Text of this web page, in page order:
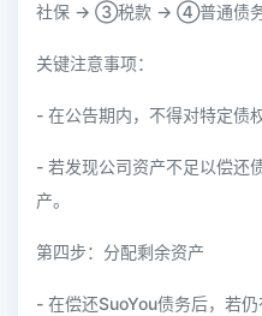
社保 → ③税款 → ④普通债
关键注意事项：
- 在公告期内，不得对特定债
- 若发现公司资产不足以偿还
产。
第四步：分配剩余资产
- 在偿还SuoYou债务后，若